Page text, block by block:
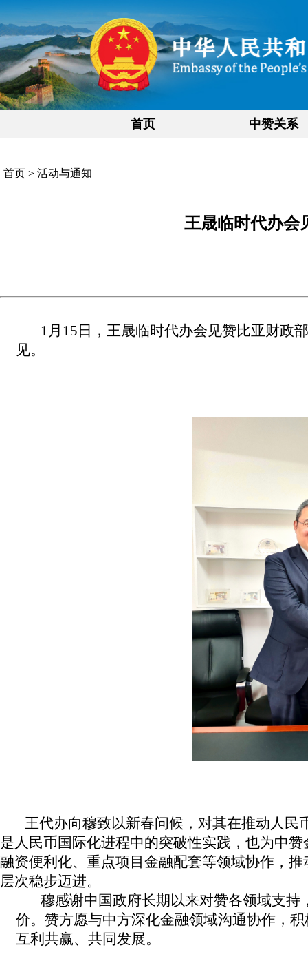
首页 中赞关系
首页 > 活动与通知
王晟临时代办会
1月15日，王晟临时代办会见赞比亚财政
见。
王代办向穆致以新春问候，对其在推动人
是人民币国际化进程中的突破性实践，也为中
融资便利化、重点项目金融配套等领域协作，
层次稳步迈进。
穆感谢中国政府长期以来对赞各领域支
价。赞方愿与中方深化金融领域沟通协作，
互利共赢、共同发展。